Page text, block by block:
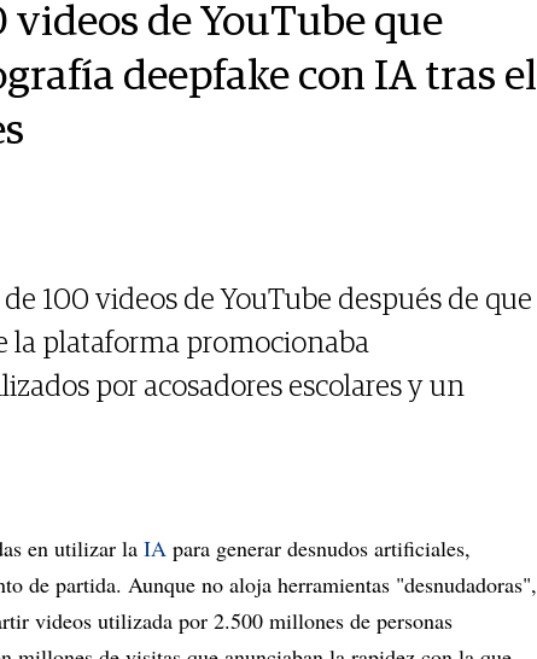
de YouTube que
deepfake con IA tras el
100 videos de YouTube después de que
la plataforma promocionaba
por acosadores escolares y un
en utilizar la IA para generar desnudos artificiales,
de partida. Aunque no aloja herramientas "desnudadoras",
videos utilizada por 2.500 millones de personas